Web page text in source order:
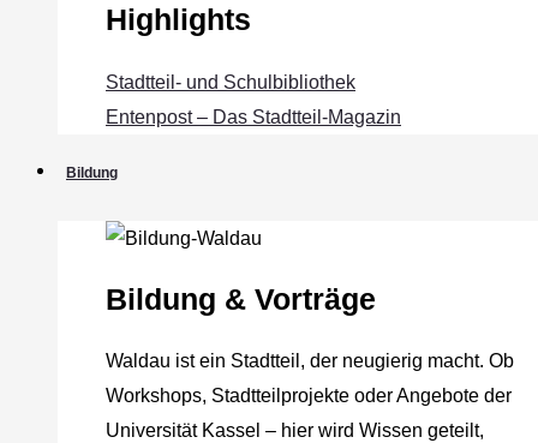
Highlights
Stadtteil- und Schulbibliothek
Entenpost – Das Stadtteil-Magazin
Bildung
Bildung & Vorträge
Waldau ist ein Stadtteil, der neugierig macht. Ob
Workshops, Stadtteilprojekte oder Angebote der
Universität Kassel – hier wird Wissen geteilt,